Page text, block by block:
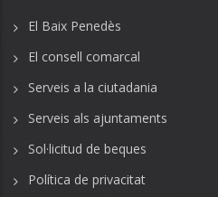
El Baix Penedès
El consell comarcal
Serveis a la ciutadania
Serveis als ajuntaments
Sol·licitud de beques
Política de privacitat